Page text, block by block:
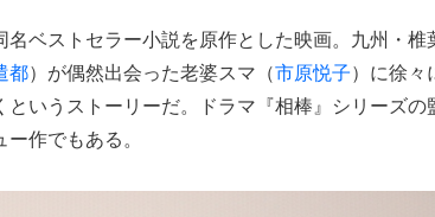
ベストセラー小説を原作とした映画。九州・椎
都）が偶然出会った老婆スマ（市原悦子）に徐々
いうストーリーだ。ドラマ『相棒』シリーズの
作でもある。